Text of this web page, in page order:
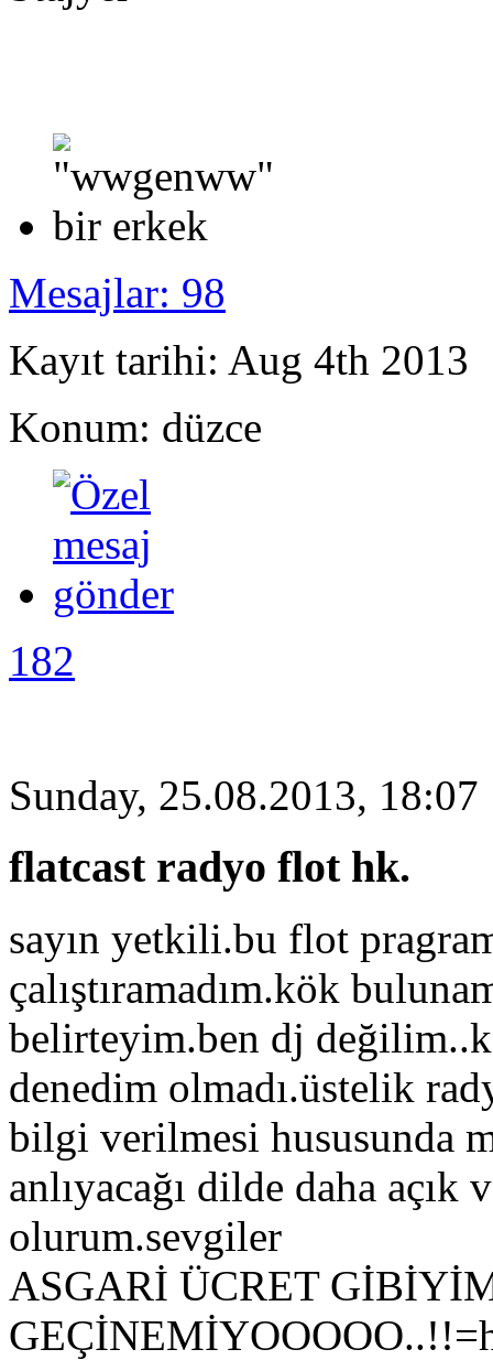
Mesajlar: 98
Kayıt tarihi: Aug 4th 2013
Konum: düzce
182
Sunday, 25.08.2013, 18:07
flatcast radyo flot hk.
sayın yetkili.bu flot
çalıştıramadım.kök
belirteyim.ben dj
denedim olmadı.üstelik
bilgi verilmesi hususunda
anlıyacağı dilde daha açık
olurum.sevgiler
ASGARİ ÜCRET